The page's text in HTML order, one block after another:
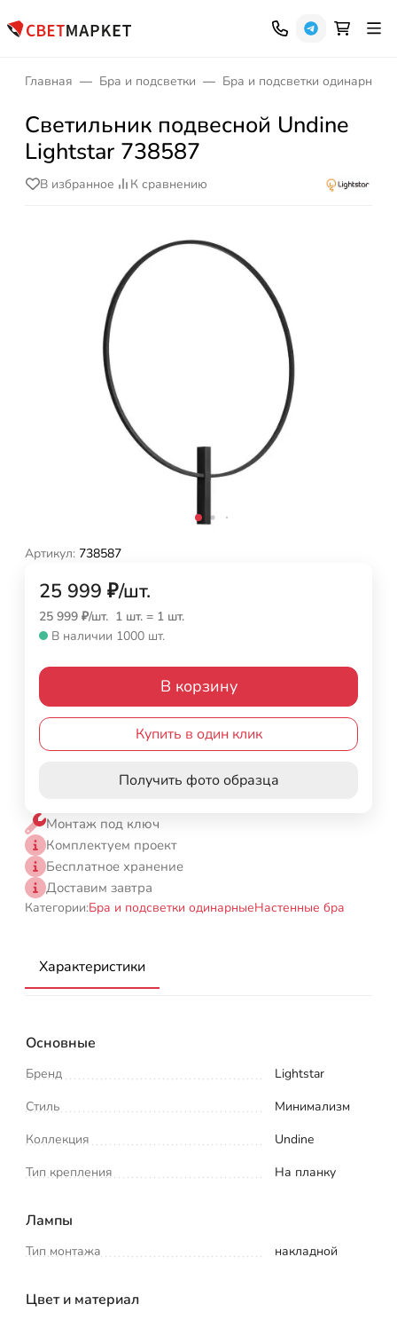
Главная Бра и подсветки Бра и подсветки одинарные
Светильник подвесной Undine
Lightstar 738587
В избранное К сравнению
Артикул: 738587
25 999 ₽/шт.
25 999 ₽/шт. 1 шт. = 1 шт.
В наличии 1000 шт.
В корзину
Купить в один клик
Получить фото образца
Монтаж под ключ
Комплектуем проект
Бесплатное хранение
Доставим завтра
Категории:Бра и подсветки одинарныеНастенные бра
Характеристики
Основные
Бренд
Lightstar
Стиль
Минимализм
Коллекция
Undine
Тип крепления
На планку
Лампы
Тип монтажа накладной
Цвет и материал